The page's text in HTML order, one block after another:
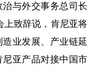
与外交事务总司长
上致辞说，肯尼亚将
业发展、产业链延
亚产品对接中国市